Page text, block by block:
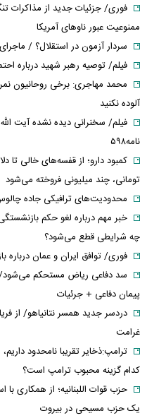
فوری/ جزئیات جدید از مذاکرات
ممنوعیت عبور ناوهای آمریکا
سردار آزمون در استقلال؟ /
فیلم/ توصیه رهبر شهید درباره
محمد مهاجری: برخی روحانیون
آلوده نکنید
فیلم/ سخنرانی دیده نشده آیت
نامه۵۹۸
کمبود دارو؛ از قفسه‌های خالی تا
تومانی، چند میلیونی فروخته می‌شود
محدودیت‌های ترافیکی جاده
خبر مهم درباره لغو حکم
چه شرایطی قطع می‌شود؟
فوری/ توافق ایران و عمان درباره
سد دفاعی ریاض مستحکم می‌شود/
پیمان دفاعی + جرئیات
غرامت
ترامپ:ذخایر تقریبا نامحدود
کدام گزینه محبوب ترامپ است؟
حزب قوات اللبنانیه؛ از همکاری با
یک حزب مسیحی در بیروت